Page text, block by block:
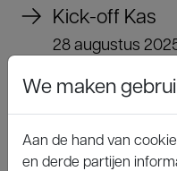
Kick-off Kas
28 augustus
We maken
Aan de hand van
en derde partijen